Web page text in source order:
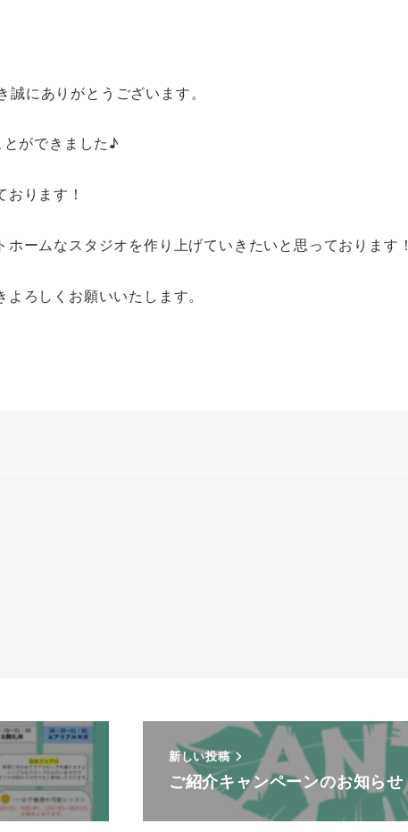
にありがとうございます。
ができました♪
ります！
ームなスタジオを作り上げていきたいと思っております！
ろしくお願いいたします。
新しい投稿
ご紹介キャンペーンのお知らせ